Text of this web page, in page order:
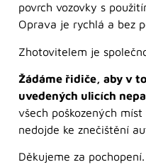
povrch vozovky s
Oprava je rychlá a bez
Zhotovitelem je
Žádáme řidiče, aby v
uvedených ulicích
všech poškozených
nedojde ke znečištění
Děkujeme za pochopení.